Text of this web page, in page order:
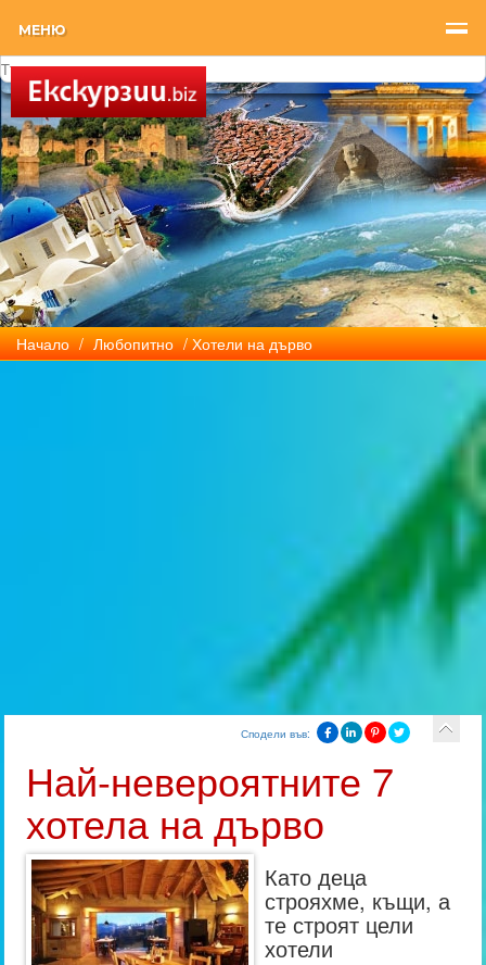
МЕНЮ
Начало / Любопитно / Хотели на дърво
Сподели във:
Най-невероятните 7
хотела на дърво
Като деца
строяхме, къщи, а
те строят цели
хотели